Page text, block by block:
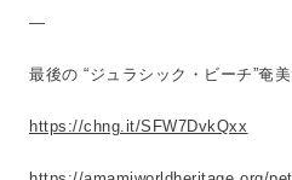
—
最後の “ジュラシック・ビーチ”奄
https://chng.it/SFW7DvkQxx